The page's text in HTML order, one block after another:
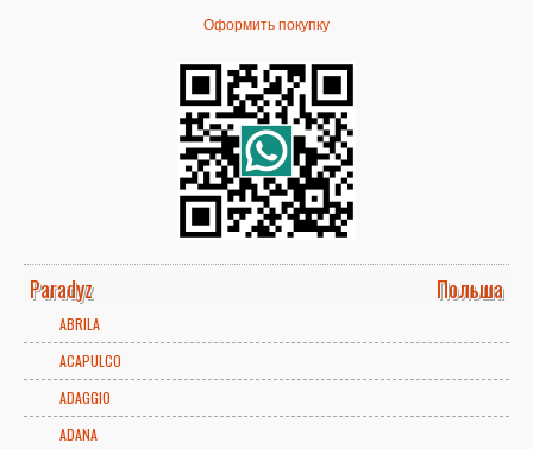
Оформить покупку
Paradyz Польша
ABRILA
ACAPULCO
ADAGGIO
ADANA